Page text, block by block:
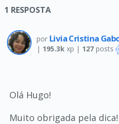
1 RESPOSTA
por Livia Cristina
| 195.3k xp | 127posts
Olá Hugo!
Muito obrigada pela